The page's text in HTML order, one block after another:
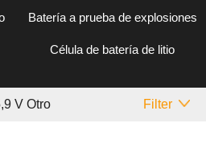
Batería a prueba de explosiones
Célula de batería de litio
V Otro Filter